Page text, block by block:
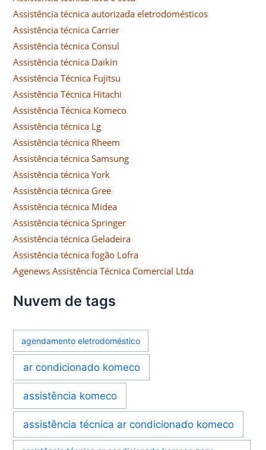
Assistência técnica autorizada eletrodomésticos
Assistência técnica Carrier
Assistência técnica Consul
Assistência técnica Daikin
Assistência Técnica Fujitsu
Assistência Técnica Hitachi
Assistência Técnica Komeco
Assistência técnica Lg
Assistência técnica Rheem
Assistência técnica Samsung
Assistência técnica York
Assistência técnica Gree
Assistência técnica Midea
Assistência técnica Springer
Assistência técnica Geladeira
Assistência técnica fogão Lofra
Agenews Assistência Técnica Comercial Ltda
Nuvem de tags
agendamento eletrodoméstico
ar condicionado komeco
assistência komeco
assistência técnica ar condicionado komeco